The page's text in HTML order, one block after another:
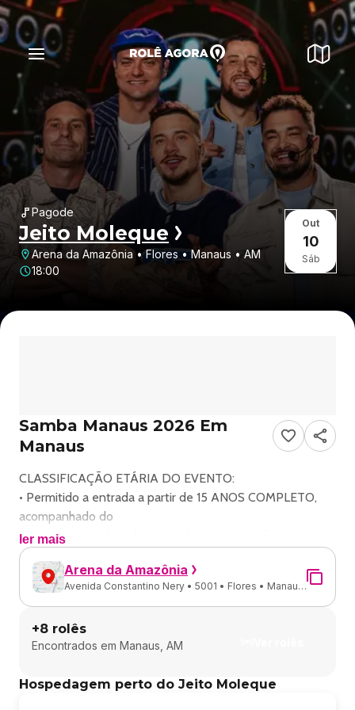
Pagode
Jeito Moleque
Arena da Amazônia • Flores • Manaus • AM
18:00
Out
10
Sáb
Samba Manaus 2026 Em
Manaus
CLASSIFICAÇÃO ETÁRIA DO EVENTO:
• Permitido a entrada a partir de 15 ANOS COMPLETO,
acompanhado do
pais ou responsáveis legais, ambos munidos de
documentos com foto.
É PROIBIDO ENTRADA PARA MENORES DE 15 ANOS.
ORIENTAÇÕES GERAIS NA ENTRADA DO EVENTO
INGRESSO ON-LINE:
O ingresso é nominal, é obrigatório a apresentação do
ingresso em forma digital ou
com DOCUMENTO COM FOTO para entrada no evento.
ler mais
Arena da Amazônia
Avenida Constantino Nery • 5001 • Flores • Manaus
+8 rolês
Encontrados em Manaus, AM
Hospedagem perto do Jeito Moleque